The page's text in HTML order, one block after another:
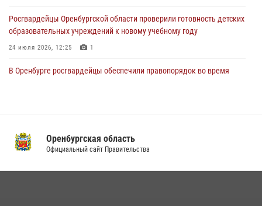
Росгвардейцы Оренбургской области проверили готовность детских
образовательных учреждений к новому учебному году
24 июля 2026, 12:25 1
В Оренбурге росгвардейцы обеспечили правопорядок во время
08 июля 2026, 12:58 4
Оренбургская область
Официальный сайт Правительства